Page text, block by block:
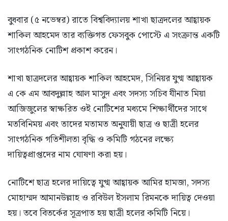
​বুধবার (৫ নভেম্বর) রাতে বিশ্ববিদ্যালয় শাখা ছাত্রদলের আহ্বায়ক
শাকিল আহমেদ তার ব্যক্তিগত ফেসবুক পোস্টে এ সংক্রান্ত একটি
সাংগঠনিক নোটিশ প্রকাশ করেন।
​শাখা ছাত্রদলের আহ্বায়ক শাকিল আহমেদ, সিনিয়র যুগ্ম আহ্বায়ক
এ কে এম আবদুল্লাহ আল মাসুদ এবং সদস্য সচিব যীনাত মিয়া
আজিজুলের স্বাক্ষরিত ওই নোটিশের মধ্যমে শিক্ষার্থীদের সাথে
মতবিনিময় এবং তাদের মতামত অনুযায়ী ছাত্র ও ছাত্রী হলের
সাংগঠনিক গতিশীলতা বৃদ্ধি ও কমিটি গঠনের লক্ষ্যে
দায়িত্বপ্রাপ্তদের নাম ঘোষণা করা হয়।
​নোটিশে ছাত্র হলের দায়িত্বে যুগ্ম আহ্বায়ক আমির হামজা, সদস্য
মোহাম্মদ আমানউল্লাহ ও রবিউল ইসলাম রিমনকে দায়িত্ব দেওয়া
হয়। তবে বিতর্কের সূত্রপাত হয় ছাত্রী হলের কমিটি নিয়ে।